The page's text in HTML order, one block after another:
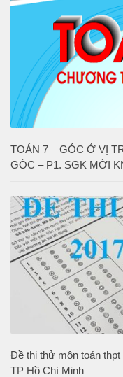
TOÁN 7 – GÓC Ở VỊ
GÓC – P1. SGK MỚI
Đề thi thử môn toán
TP Hồ Chí Minh